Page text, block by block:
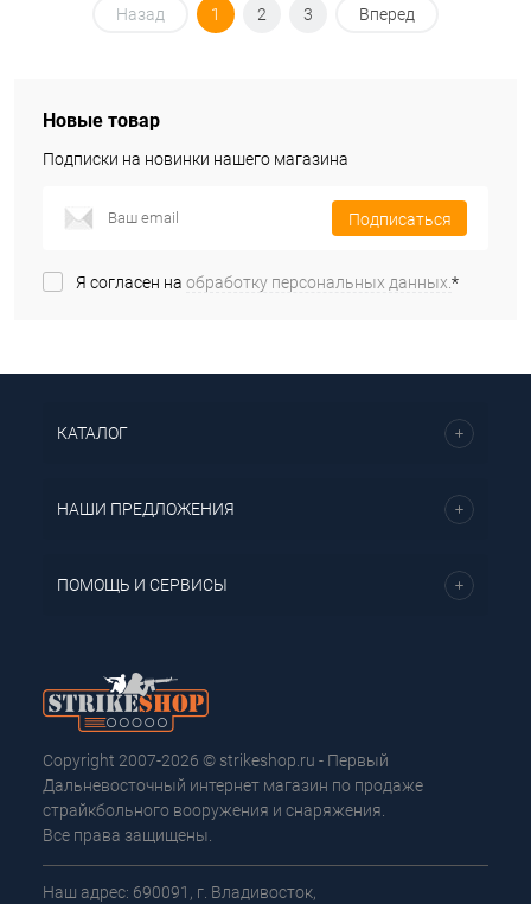
Назад 1 2 3 Вперед
Новые товар
Подписки на новинки нашего магазина
Подписаться
Я согласен на обработку персональных данных.*
КАТАЛОГ
НАШИ ПРЕДЛОЖЕНИЯ
ПОМОЩЬ И СЕРВИСЫ
Copyright 2007-2026 © strikeshop.ru - Первый
Дальневосточный интернет магазин по продаже
страйкбольного вооружения и снаряжения.
Все права защищены.
Наш адрес: 690091, г. Владивосток,